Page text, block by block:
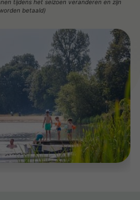
tijdens het seizoen veranderen en zijn
betaald)